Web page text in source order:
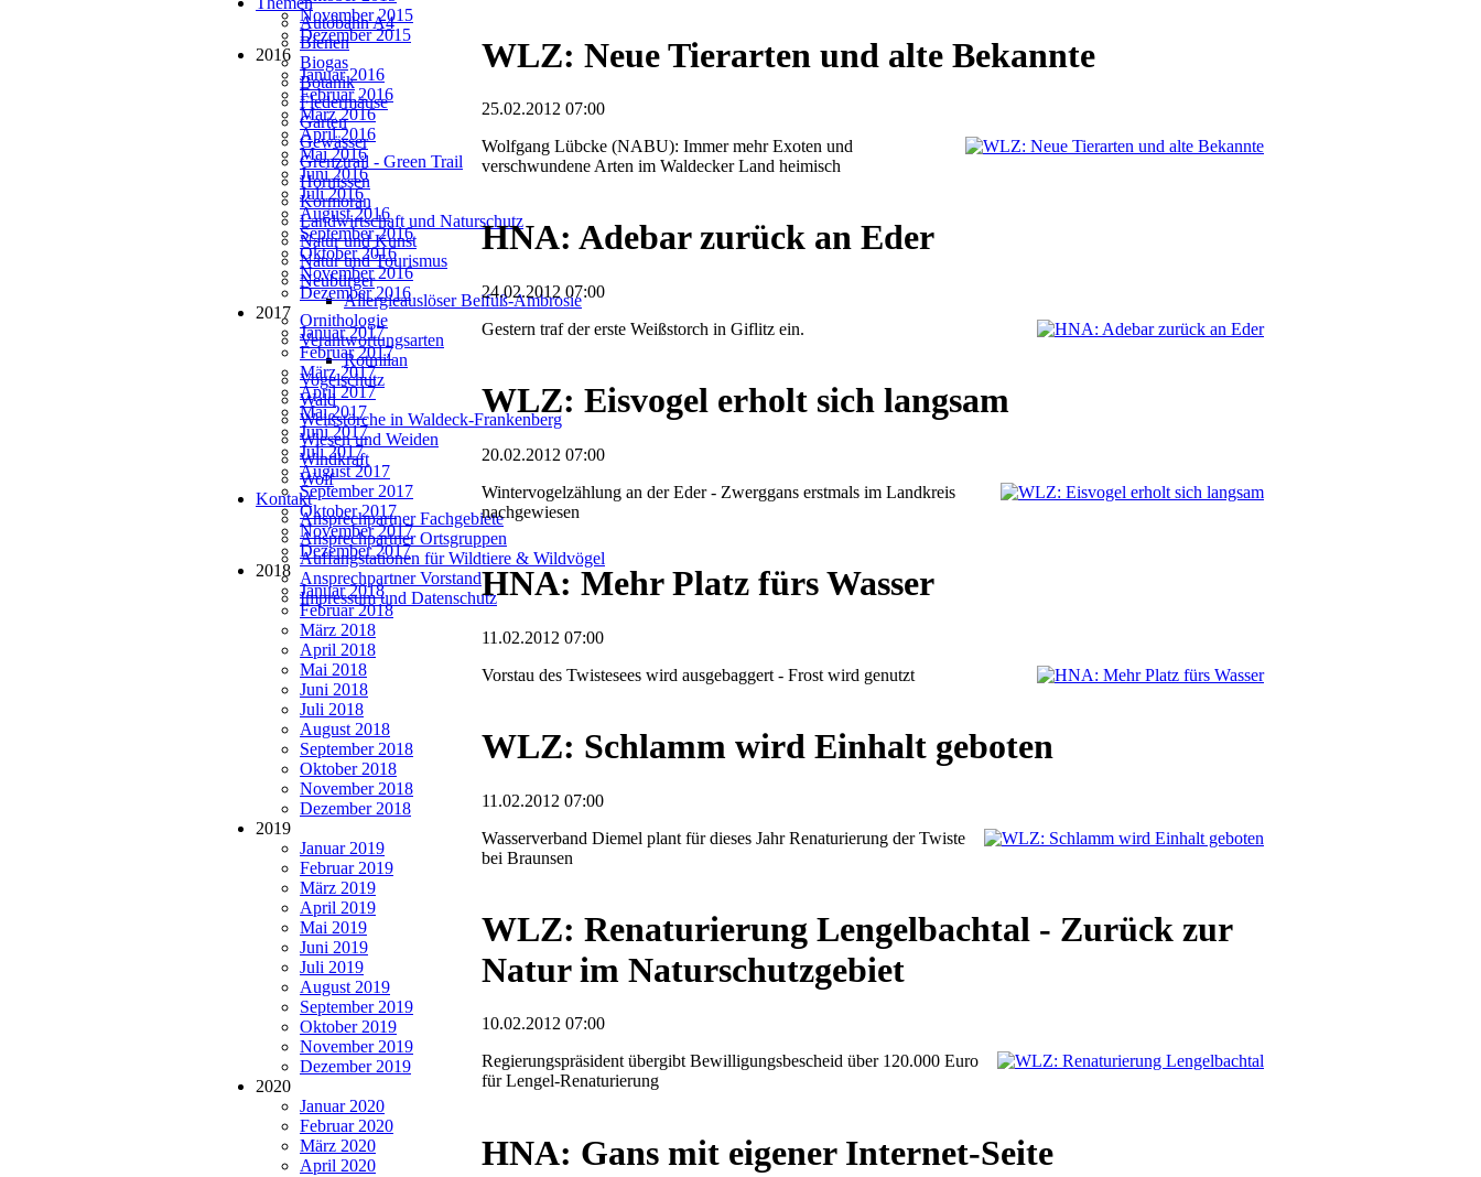
Autobahn A4
Bienen
Biogas
Botanik
Fledermäuse
Garten
Gewässer
Grenztrail - Green Trail
Hornissen
Kormoran
Landwirtschaft und Naturschutz
Natur und Kunst
Natur und Tourismus
Neubürger
Allergieauslöser Beifuß-Ambrosie
Ornithologie
Verantwortungsarten
Rotmilan
Vogelschutz
Wald
Weißstörche in Waldeck-Frankenberg
Wiesen und Weiden
Windkraft
Wolf
Kontakt
Ansprechpartner Fachgebiete
Ansprechpartner Ortsgruppen
Auffangstationen für Wildtiere & Wildvögel
Ansprechpartner Vorstand
Impressum und Datenschutz
November 2015
Dezember 2015
2016
Januar 2016
Februar 2016
März 2016
April 2016
Mai 2016
Juni 2016
Juli 2016
August 2016
September 2016
Oktober 2016
November 2016
Dezember 2016
2017
Januar 2017
Februar 2017
März 2017
April 2017
Mai 2017
Juni 2017
Juli 2017
August 2017
September 2017
Oktober 2017
November 2017
Dezember 2017
2018
Januar 2018
Februar 2018
März 2018
April 2018
Mai 2018
Juni 2018
Juli 2018
August 2018
September 2018
Oktober 2018
November 2018
Dezember 2018
2019
Januar 2019
Februar 2019
März 2019
April 2019
Mai 2019
Juni 2019
Juli 2019
August 2019
September 2019
Oktober 2019
November 2019
Dezember 2019
2020
Januar 2020
Februar 2020
März 2020
April 2020
WLZ: Neue Tierarten und alte Bekannte
25.02.2012 07:00
Wolfgang Lübcke (NABU): Immer mehr Exoten und
verschwundene Arten im Waldecker Land heimisch
HNA: Adebar zurück an Eder
24.02.2012 07:00
Gestern traf der erste Weißstorch in Giflitz ein.
WLZ: Eisvogel erholt sich langsam
20.02.2012 07:00
Wintervogelzählung an der Eder - Zwerggans erstmals im Landkreis
nachgewiesen
HNA: Mehr Platz fürs Wasser
11.02.2012 07:00
Vorstau des Twistesees wird ausgebaggert - Frost wird genutzt
WLZ: Schlamm wird Einhalt geboten
11.02.2012 07:00
Wasserverband Diemel plant für dieses Jahr Renaturierung der Twiste
bei Braunsen
WLZ: Renaturierung Lengelbachtal - Zurück zur
Natur im Naturschutzgebiet
10.02.2012 07:00
Regierungspräsident übergibt Bewilligungsbescheid über 120.000 Euro
für Lengel-Renaturierung
HNA: Gans mit eigener Internet-Seite